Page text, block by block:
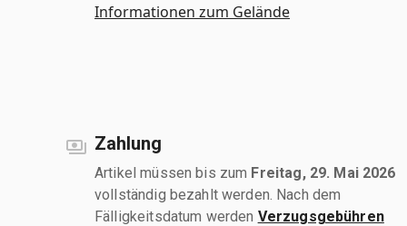
Informationen zum Gelände
Zahlung
Artikel müssen bis zum Freitag, 29. Mai 2026
vollständig bezahlt werden. Nach dem
Fälligkeitsdatum werden Verzugsgebühren